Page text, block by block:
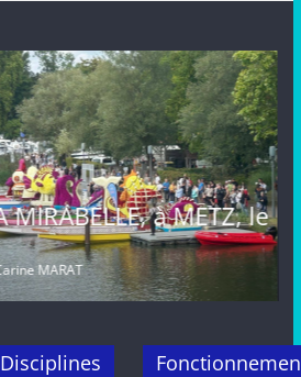
Activités estivales Actualités
FETE de la MIRABELLE,
août, METZ
16 septembre 2024 Carine MARAT
Disciplines